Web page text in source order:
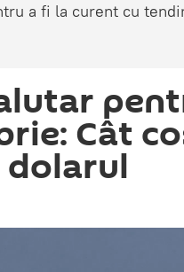
a fi la curent cu
Cât
dolarul